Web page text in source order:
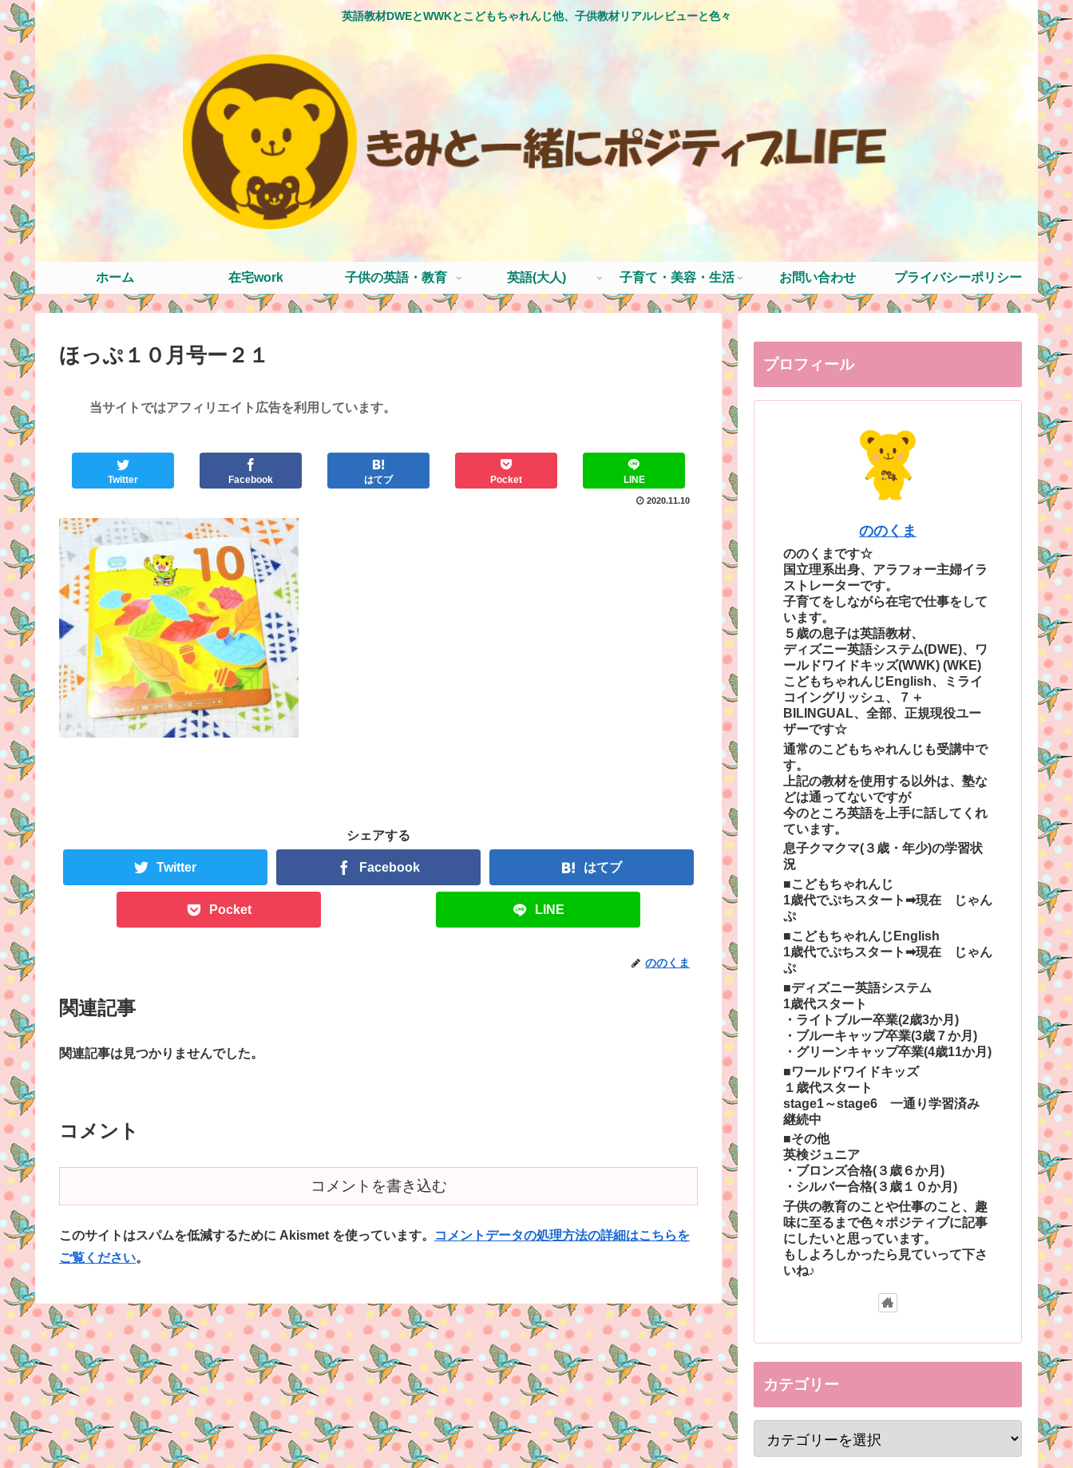
英語教材DWEとWWKとこどもちゃれんじ他、子供教材リアルレビューと色々
ホーム 在宅work 子供の英語・教育 英語(大人) 子育て・美容・生活 お問い合わせ プライバシーポリシー
ほっぷ１０月号ー２１
当サイトではアフィリエイト広告を利用しています。
Twitter Facebook はてブ Pocket LINE
2020.11.10
シェアする
Twitter Facebook はてブ
Pocket LINE
ののくま
関連記事
関連記事は見つかりませんでした。
コメント
コメントを書き込む
このサイトはスパムを低減するために Akismet を使っています。
コメントデータの処理方法の詳細はこちらを
ご覧ください。
プロフィール
ののくま
ののくまです☆
国立理系出身、アラフォー主婦イラ
ストレーターです。
子育てをしながら在宅で仕事をして
います。
５歳の息子は英語教材、
ディズニー英語システム(DWE)、ワ
ールドワイドキッズ(WWK) (WKE)
こどもちゃれんじEnglish、ミライ
コイングリッシュ、７＋
BILINGUAL、全部、正規現役ユー
ザーです☆
通常のこどもちゃれんじも受講中で
す。
上記の教材を使用する以外は、塾な
どは通ってないですが
今のところ英語を上手に話してくれ
ています。
息子クマクマ(３歳・年少)の学習状
況
■こどもちゃれんじ
1歳代でぷちスタート➡現在 じゃん
ぷ
■こどもちゃれんじEnglish
1歳代でぷちスタート➡現在 じゃん
ぷ
■ディズニー英語システム
1歳代スタート
・ライトブルー卒業(2歳3か月)
・ブルーキャップ卒業(3歳７か月)
・グリーンキャップ卒業(4歳11か月)
■ワールドワイドキッズ
１歳代スタート
stage1～stage6 一通り学習済み
継続中
■その他
英検ジュニア
・ブロンズ合格(３歳６か月)
・シルバー合格(３歳１０か月)
子供の教育のことや仕事のこと、趣
味に至るまで色々ポジティブに記事
にしたいと思っています。
もしよろしかったら見ていって下さ
いね♪
カテゴリー